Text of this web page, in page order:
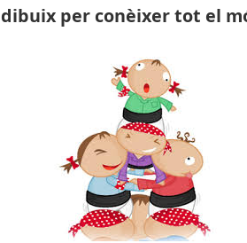
per conèixer tot el